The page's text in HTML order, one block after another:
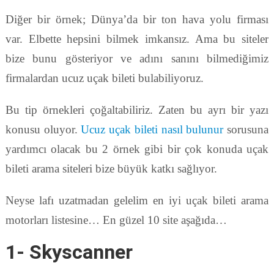
Diğer bir örnek; Dünya’da bir ton hava yolu firması
var. Elbette hepsini bilmek imkansız. Ama bu siteler
bize bunu gösteriyor ve adını sanını bilmediğimiz
firmalardan ucuz uçak bileti bulabiliyoruz.
Bu tip örnekleri çoğaltabiliriz. Zaten bu ayrı bir yazı
konusu oluyor.Ucuz uçak bileti nasıl bulunursorusuna
yardımcı olacak bu 2 örnek gibi bir çok konuda uçak
bileti arama siteleri bize büyük katkı sağlıyor.
Neyse lafı uzatmadan gelelim en iyi uçak bileti arama
motorları listesine… En güzel 10 site aşağıda…
1- Skyscanner